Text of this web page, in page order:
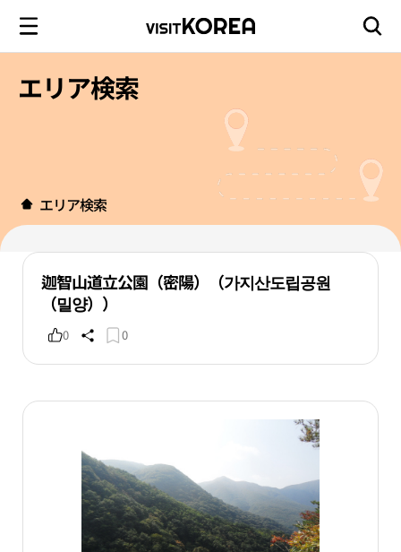
エリア検索
エリア検索
迦智山道立公園（密陽）（가지산도립공원
（밀양））
0 0